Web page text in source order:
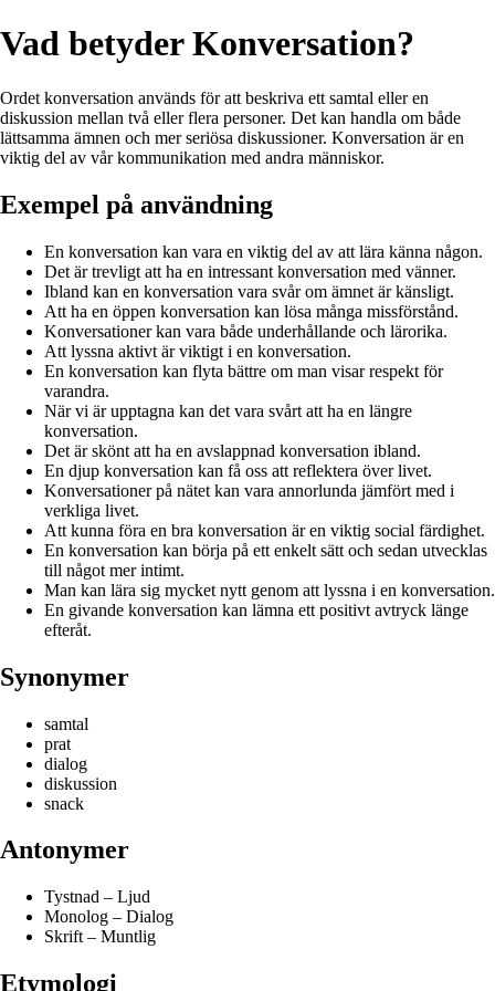
Vad betyder Konversation?
Ordet konversation används för att beskriva ett samtal eller en
diskussion mellan två eller flera personer. Det kan handla om både
lättsamma ämnen och mer seriösa diskussioner. Konversation är en
viktig del av vår kommunikation med andra människor.
Exempel på användning
En konversation kan vara en viktig del av att lära känna någon.
Det är trevligt att ha en intressant konversation med vänner.
Ibland kan en konversation vara svår om ämnet är känsligt.
Att ha en öppen konversation kan lösa många missförstånd.
Konversationer kan vara både underhållande och lärorika.
Att lyssna aktivt är viktigt i en konversation.
En konversation kan flyta bättre om man visar respekt för
varandra.
När vi är upptagna kan det vara svårt att ha en längre
konversation.
Det är skönt att ha en avslappnad konversation ibland.
En djup konversation kan få oss att reflektera över livet.
Konversationer på nätet kan vara annorlunda jämfört med i
verkliga livet.
Att kunna föra en bra konversation är en viktig social färdighet.
En konversation kan börja på ett enkelt sätt och sedan utvecklas
till något mer intimt.
Man kan lära sig mycket nytt genom att lyssna i en konversation.
En givande konversation kan lämna ett positivt avtryck länge
efteråt.
Synonymer
samtal
prat
dialog
diskussion
snack
Antonymer
Tystnad – Ljud
Monolog – Dialog
Skrift – Muntlig
Etymologi